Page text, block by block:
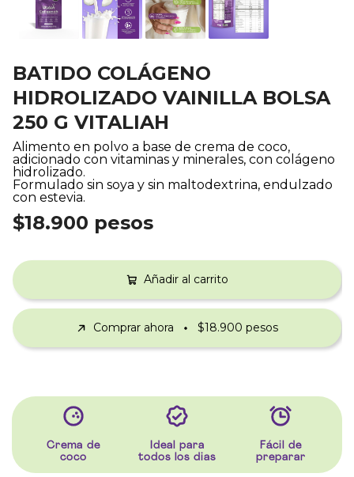
BATIDO COLÁGENO
HIDROLIZADO VAINILLA BOLSA
250 G VITALIAH
Alimento en polvo a base de crema de coco,
adicionado con vitaminas y minerales, con colágeno
hidrolizado.
Formulado sin soya y sin maltodextrina, endulzado
con estevia.
$18.900 pesos
Añadir al carrito
Comprar ahora $18.900 pesos
Crema de
coco
Ideal para
todos los dias
Fácil de
preparar